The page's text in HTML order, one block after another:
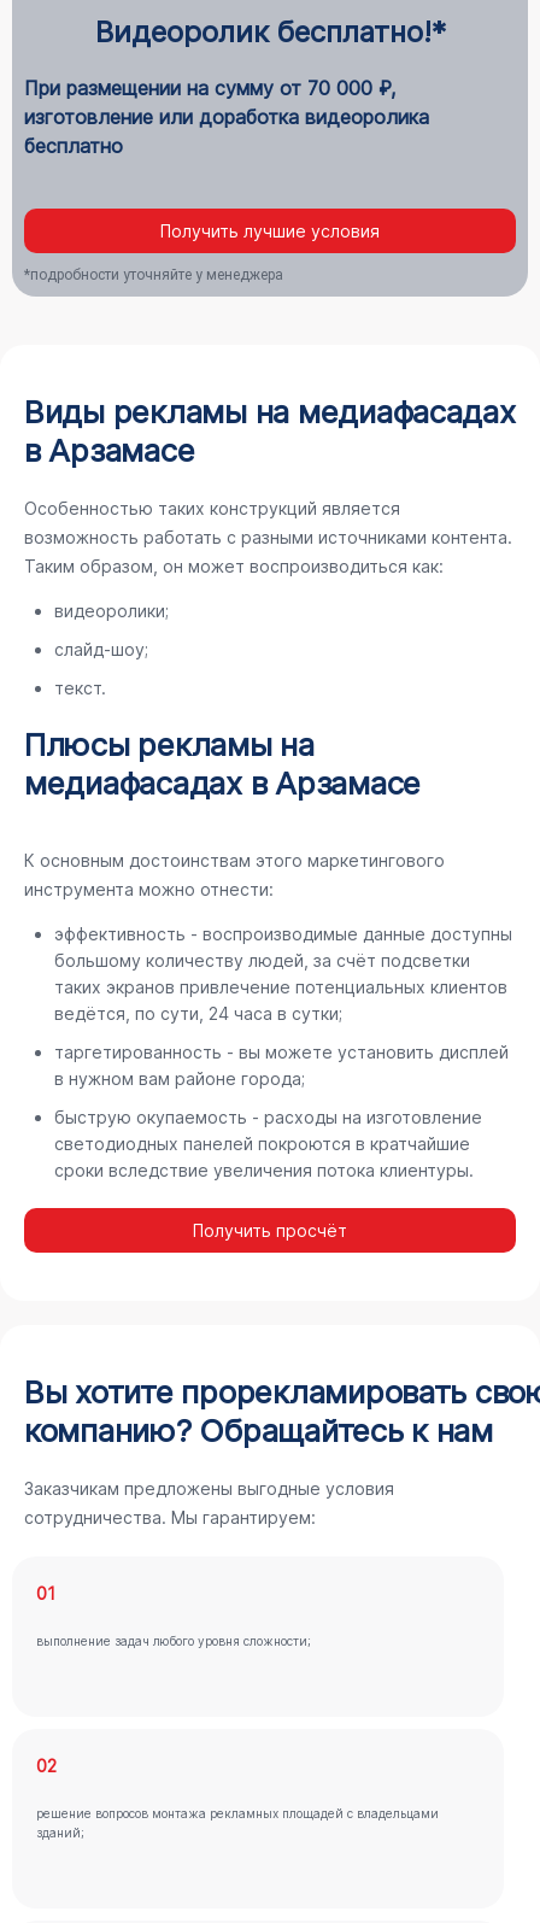
Видеоролик бесплатно!*
При размещении на сумму от 70 000 ₽,
изготовление или доработка видеоролика
бесплатно
Получить лучшие условия
*подробности уточняйте у менеджера
Виды рекламы на медиафасадах
в Арзамасе
Особенностью таких конструкций является
возможность работать с разными источниками контента.
Таким образом, он может воспроизводиться как:
видеоролики;
слайд-шоу;
текст.
Плюсы рекламы на
медиафасадах в Арзамасе
К основным достоинствам этого маркетингового
инструмента можно отнести:
эффективность - воспроизводимые данные доступны
большому количеству людей, за счёт подсветки
таких экранов привлечение потенциальных клиентов
ведётся, по сути, 24 часа в сутки;
таргетированность - вы можете установить дисплей
в нужном вам районе города;
быструю окупаемость - расходы на изготовление
светодиодных панелей покроются в кратчайшие
сроки вследствие увеличения потока клиентуры.
Получить просчёт
Вы хотите прорекламировать
компанию? Обращайтесь к нам
Заказчикам предложены выгодные условия
сотрудничества. Мы гарантируем:
01
выполнение задач любого уровня сложности;
02
решение вопросов монтажа рекламных площадей с владельцами
зданий;